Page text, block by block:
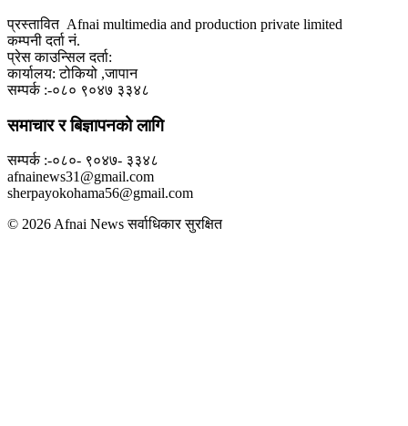
प्रस्तावित Afnai multimedia and production private limited
कम्पनी दर्ता नं.
प्रेस काउन्सिल दर्ता:
कार्यालय: टोकियो ,जापान
सम्पर्क :-०८० ९०४७ ३३४८
समाचार र बिज्ञापनको लागि
सम्पर्क :-०८०- ९०४७- ३३४८
afnainews31@gmail.com
sherpayokohama56@gmail.com
© 2026 Afnai News सर्वाधिकार सुरक्षित